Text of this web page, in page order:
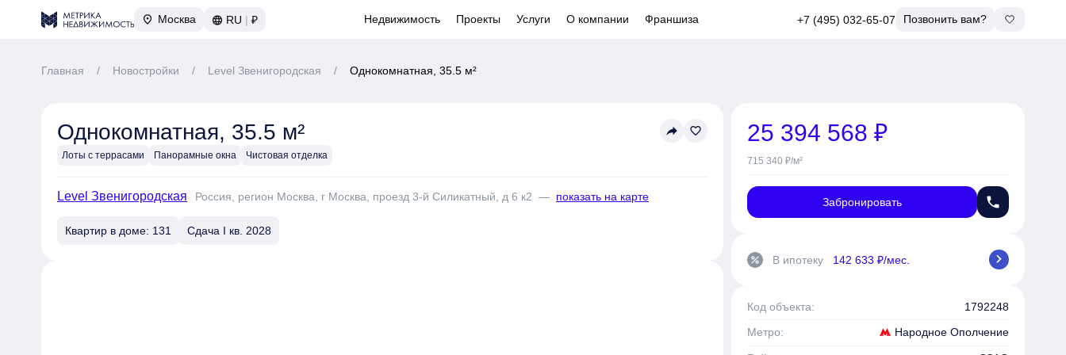
Москва RU | ₽ Недвижимость Проекты Услуги О компании Франшиза +7 (495) 032-65-07 Позвонить вам?
Главная / Новостройки / Level Звенигородская / Однокомнатная, 35.5 м²
Однокомнатная, 35.5 м²
Лоты с террасами Панорамные окна Чистовая отделка
reply favorite_border
Level Звенигородская Россия, регион Москва, г Москва, проезд 3-й Силикатный, д 6 к2 — показать на карте
Квартир в доме: 131 Сдача I кв. 2028
25 394 568 ₽
715 340 ₽/м²
Забронировать phone
percent В ипотеку 142 633 ₽/мес. chevron_right
Код объекта: 1792248
Метро: Народное Ополчение